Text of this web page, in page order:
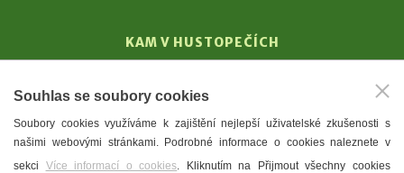
KAM V HUSTOPEČÍCH
T. G. Masaryk
Mandloně
Ubytování
Souhlas se soubory cookies
Soubory cookies využíváme k zajištění nejlepší uživatelské zkušenosti s
našimi webovými stránkami. Podrobné informace o cookies naleznete v
sekci Více informací o cookies. Kliknutím na Přijmout všechny cookies